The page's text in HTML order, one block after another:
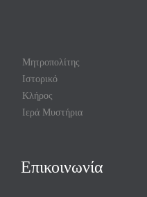
Μητροπολίτης
Ιστορικό
Κλήρος
Ιερά Μυστήρια
Επικοινωνία